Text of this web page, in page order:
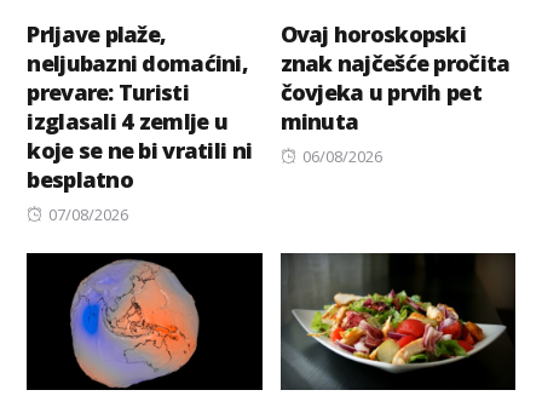
Prljave plaže,
neljubazni domaćini,
prevare: Turisti
izglasali 4 zemlje u
koje se ne bi vratili ni
besplatno
Posted
07/08/2026
Ovaj horoskopski
znak najčešće pročita
čovjeka u prvih pet
minuta
Posted
06/08/2026